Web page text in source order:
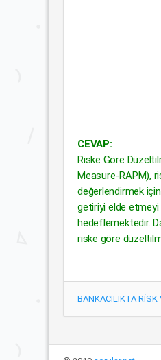
CEVAP:
Riske Göre
Measure-RAPM),
değerlendirmek
getiriyi elde etmeyi
hedeflemektedir.
riske göre
BANKACILIKTA